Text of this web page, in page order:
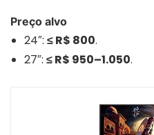
Preço alvo
24″: ≤ R$ 800.
27″: ≤ R$ 950–1.050.